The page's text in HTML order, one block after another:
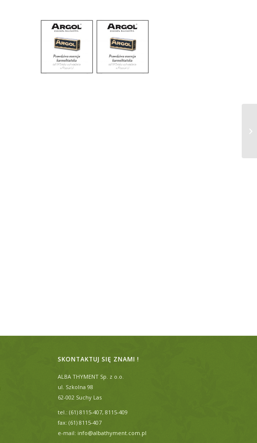
SKONTAKTUJ SIĘ ZNAMI !
ALBA THYMENT Sp. z o.o.
ul. Szkolna 98
62-002 Suchy Las
tel.: (61) 8115-407, 8115-409
fax: (61) 8115-407
e-mail: info@albathyment.com.pl